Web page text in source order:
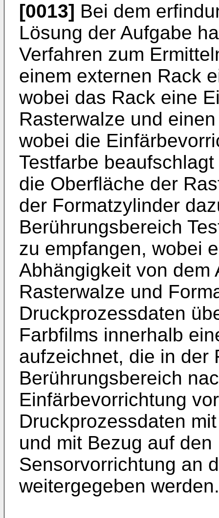
[0013] Bei dem
Lösung der Aufgabe
Verfahren zum
einem externen Rack
wobei das Rack eine
Rasterwalze und
wobei die
Testfarbe
die Oberfläche der
der Formatzylinder
Berührungsbereich
zu empfangen, wobei
Abhängigkeit von dem
Rasterwalze und
Druckprozessdaten
Farbfilms innerhalb
aufzeichnet, die in der
Berührungsbereich
Einfärbevorrichtung
Druckprozessdaten
und mit Bezug auf
Sensorvorrichtung an
weitergegeben werden.